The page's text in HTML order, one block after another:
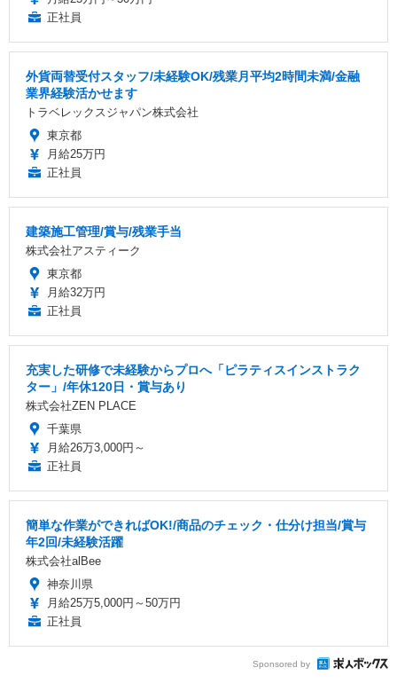
正社員
外貨両替受付スタッフ/未経験OK/残業月平均2時間未満/金融
業界経験活かせます
トラベレックスジャパン株式会社
東京都
月給25万円
正社員
建築施工管理/賞与/残業手当
株式会社アスティーク
東京都
月給32万円
正社員
充実した研修で未経験からプロへ「ピラティスインストラク
ター」/年休120日・賞与あり
株式会社ZEN PLACE
千葉県
月給26万3,000円～
正社員
簡単な作業ができればOK!/商品のチェック・仕分け担当/賞与
年2回/未経験活躍
株式会社alBee
神奈川県
月給25万5,000円～50万円
正社員
Sponsored by